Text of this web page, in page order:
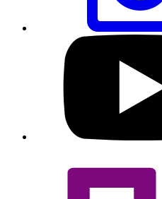
YouTube
પ્રોફાઇલની
મુલાકાત